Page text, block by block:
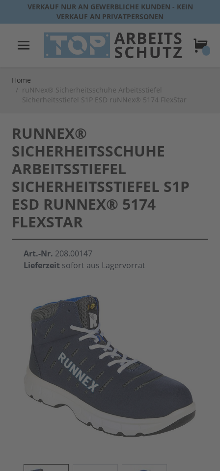
Direkt zum Inhalt
VERKAUF NUR AN GEWERBLICHE KUNDEN - KEIN
VERKAUF AN PRIVATPERSONEN
Home
/ ruNNex® Sicherheitsschuhe Arbeitsstiefel
Sicherheitsstiefel S1P ESD ruNNex® 5174 FlexStar
RUNNEX®
SICHERHEITSSCHUHE
ARBEITSSTIEFEL
SICHERHEITSSTIEFEL S1P
ESD RUNNEX® 5174
FLEXSTAR
Art.-Nr. 208.00147
Lieferzeit sofort aus Lagervorrat